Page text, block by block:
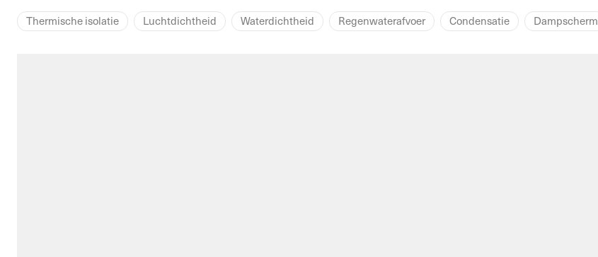
Thermische isolatie Luchtdichtheid Waterdichtheid Regenwaterafvoer Condensatie Dampscherm